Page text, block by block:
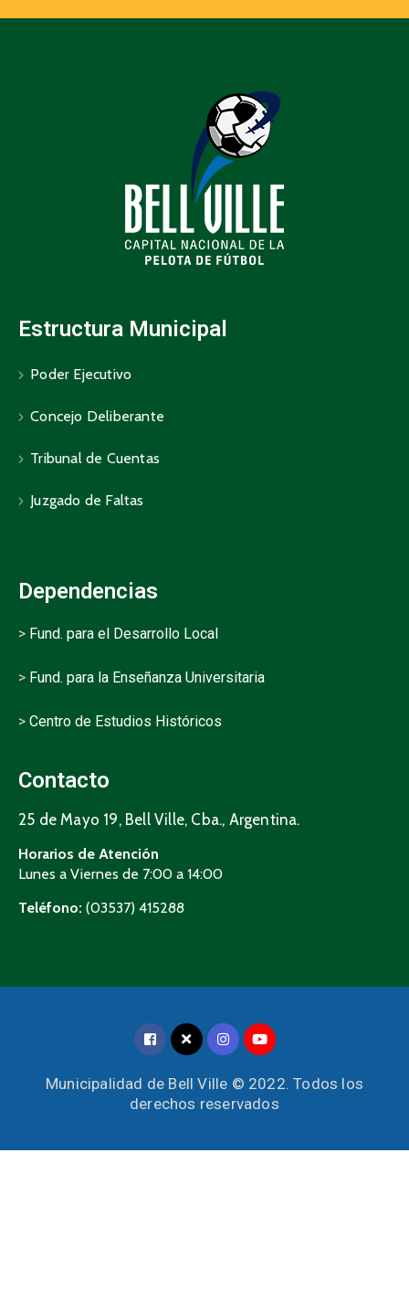
Estructura Municipal
Poder Ejecutivo
Concejo Deliberante
Tribunal de Cuentas
Juzgado de Faltas
Dependencias
> Fund. para el Desarrollo Local
> Fund. para la Enseñanza Universitaria
> Centro de Estudios Históricos
Contacto
25 de Mayo 19, Bell Ville, Cba., Argentina.
Horarios de Atención
Lunes a Viernes de 7:00 a 14:00
Teléfono: (03537) 415288
Municipalidad de Bell Ville © 2022. Todos los
derechos reservados